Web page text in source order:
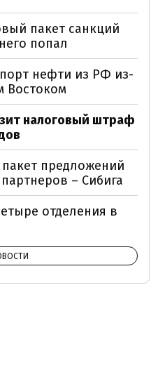
пакет санкций
попал
нефти из РФ из-
Востоком
налоговый штраф
предложений
– Сибига
отделения в